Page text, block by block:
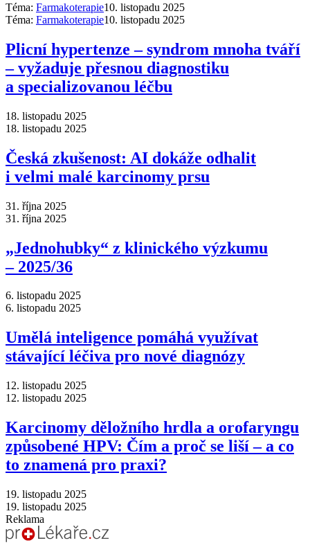
Téma: Farmakoterapie10. listopadu 2025
Téma: Farmakoterapie10. listopadu 2025
Plicní hypertenze –⁠ syndrom mnoha tváří
–⁠ vyžaduje přesnou diagnostiku
a specializovanou léčbu
18. listopadu 2025
18. listopadu 2025
Česká zkušenost: AI dokáže odhalit
i velmi malé karcinomy prsu
31. října 2025
31. října 2025
„Jednohubky“ z klinického výzkumu
–⁠ 2025/36
6. listopadu 2025
6. listopadu 2025
Umělá inteligence pomáhá využívat
stávající léčiva pro nové diagnózy
12. listopadu 2025
12. listopadu 2025
Karcinomy děložního hrdla a orofaryngu
způsobené HPV: Čím a proč se liší –⁠ a co
to znamená pro praxi?
19. listopadu 2025
19. listopadu 2025
Reklama